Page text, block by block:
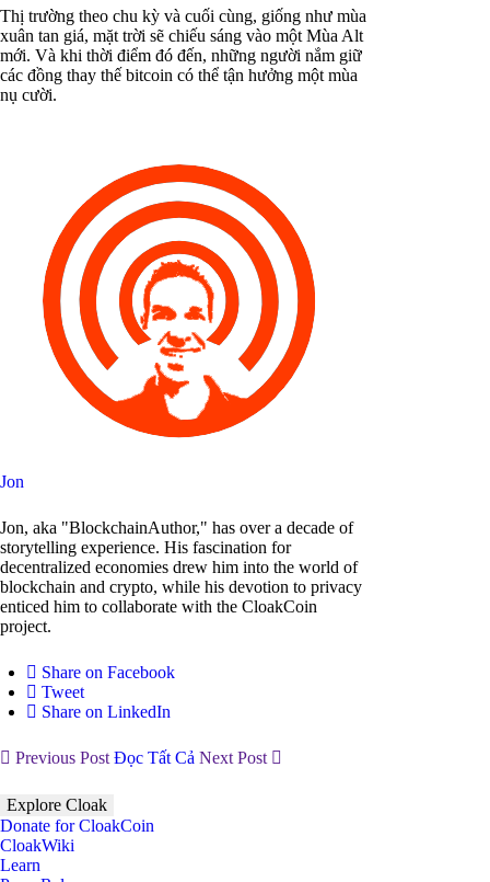
Thị trường theo chu kỳ và cuối cùng, giống như mùa
xuân tan giá, mặt trời sẽ chiếu sáng vào một Mùa Alt
mới. Và khi thời điểm đó đến, những người nắm giữ
các đồng thay thế bitcoin có thể tận hưởng một mùa
nụ cười.
Jon
Jon, aka "BlockchainAuthor," has over a decade of
storytelling experience. His fascination for
decentralized economies drew him into the world of
blockchain and crypto, while his devotion to privacy
enticed him to collaborate with the CloakCoin
project.
Share on Facebook
Tweet
Share on LinkedIn
Previous Post Đọc Tất Cả Next Post
Explore Cloak
Donate for CloakCoin
CloakWiki
Learn